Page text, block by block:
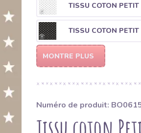
TISSU COTON
TISSU COTON
MONTRE PLUS
Numéro de produit: